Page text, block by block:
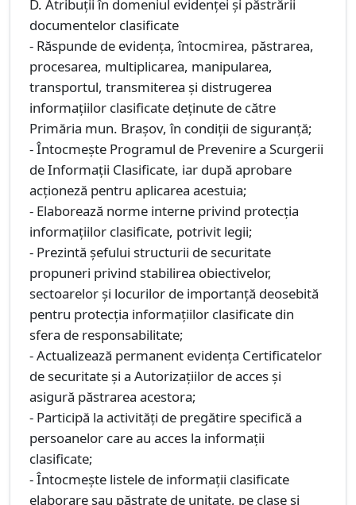
D. Atribuții în domeniul evidenței și păstrării
documentelor clasificate
- Răspunde de evidența, întocmirea, păstrarea,
procesarea, multiplicarea, manipularea,
transportul, transmiterea și distrugerea
informațiilor clasificate deținute de către
Primăria mun. Brașov, în condiții de siguranță;
- Întocmește Programul de Prevenire a Scurgerii
de Informații Clasificate, iar după aprobare
acționeză pentru aplicarea acestuia;
- Elaborează norme interne privind protecția
informațiilor clasificate, potrivit legii;
- Prezintă șefului structurii de securitate
propuneri privind stabilirea obiectivelor,
sectoarelor și locurilor de importanță deosebită
pentru protecția informațiilor clasificate din
sfera de responsabilitate;
- Actualizează permanent evidența Certificatelor
de securitate și a Autorizațiilor de acces și
asigură păstrarea acestora;
- Participă la activități de pregătire specifică a
persoanelor care au acces la informații
clasificate;
- Întocmește listele de informații clasificate
elaborare sau păstrate de unitate, pe clase și